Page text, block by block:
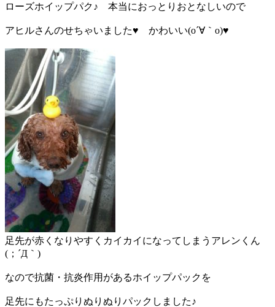
ローズホイップパク♪ 本当におっとりおとなしいので
アヒルさんのせちゃいました♥ かわいい(o´∀｀o)♥
足先が赤くなりやすくカイカイになってしまうアレンくん
(；´Д｀)
なので抗菌・抗炎作用があるホイップパックを
足先にもたっぷりぬりぬりパックしました♪